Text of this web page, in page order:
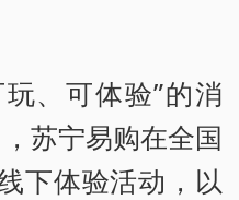
、可体验”的消
苏宁易购在全国
下体验活动，以